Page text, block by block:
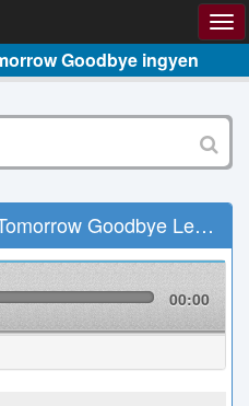
Goodbye ingyen
Goodbye Letöltés
00:00